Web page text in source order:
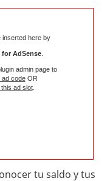
inserted here by
for AdSense.
admin page to
ad codeOR
ad slot.
tu saldo y tus